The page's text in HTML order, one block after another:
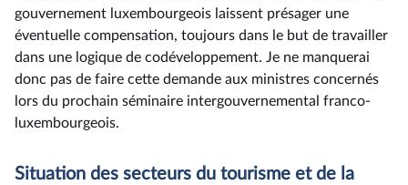
gouvernement luxembourgeois laissent présager une
éventuelle compensation, toujours dans le but de travailler
dans une logique de codéveloppement. Je ne manquerai
donc pas de faire cette demande aux ministres concernés
lors du prochain séminaire intergouvernemental franco-
luxembourgeois.
Situation des secteurs du tourisme et de la